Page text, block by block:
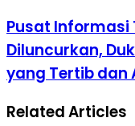
Pusat Informasi
Diluncurkan,
yang Tertib dan
Related Articles